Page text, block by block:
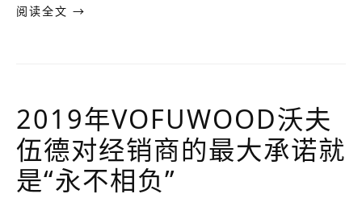
阅读全文 →
2019年VOFUWOOD沃夫
伍德对经销商的最大承诺就
是“永不相负”